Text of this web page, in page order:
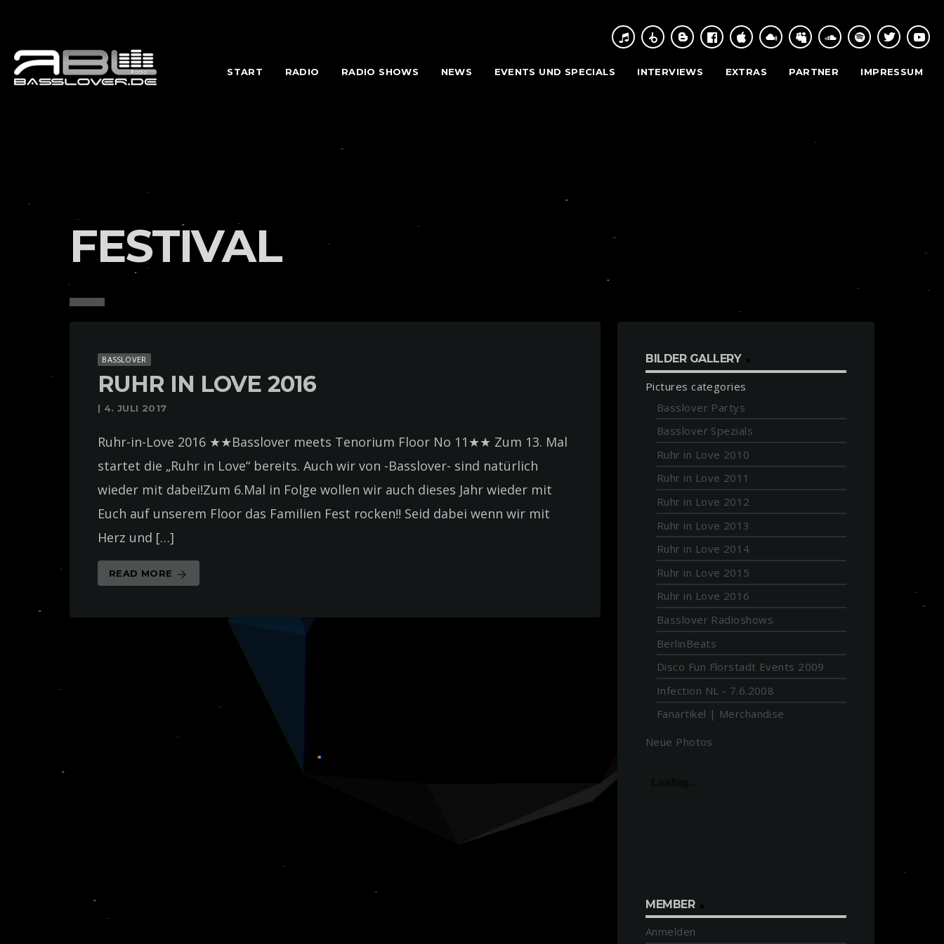
START RADIO RADIO SHOWS NEWS EVENTS UND SPECIALS INTERVIEWS EXTRAS PARTNER IMPRESSUM
FESTIVAL
BASSLOVER
RUHR IN LOVE 2016
| 4. JULI 2017
Ruhr-in-Love 2016 ★★Basslover meets Tenorium Floor No 11★★ Zum 13. Mal
startet die „Ruhr in Love“ bereits. Auch wir von -Basslover- sind natürlich
wieder mit dabei!Zum 6.Mal in Folge wollen wir auch dieses Jahr wieder mit
Euch auf unserem Floor das Familien Fest rocken!! Seid dabei wenn wir mit
Herz und […]
READ MORE arrow_forward
BILDER GALLERY
Pictures categories
Basslover Partys
Basslover Spezials
Ruhr in Love 2010
Ruhr in Love 2011
Ruhr in Love 2012
Ruhr in Love 2013
Ruhr in Love 2014
Ruhr in Love 2015
Ruhr in Love 2016
Basslover Radioshows
BerlinBeats
Disco Fun Florstadt Events 2009
Infection NL - 7.6.2008
Fanartikel | Merchandise
Neue Photos
MEMBER
Anmelden